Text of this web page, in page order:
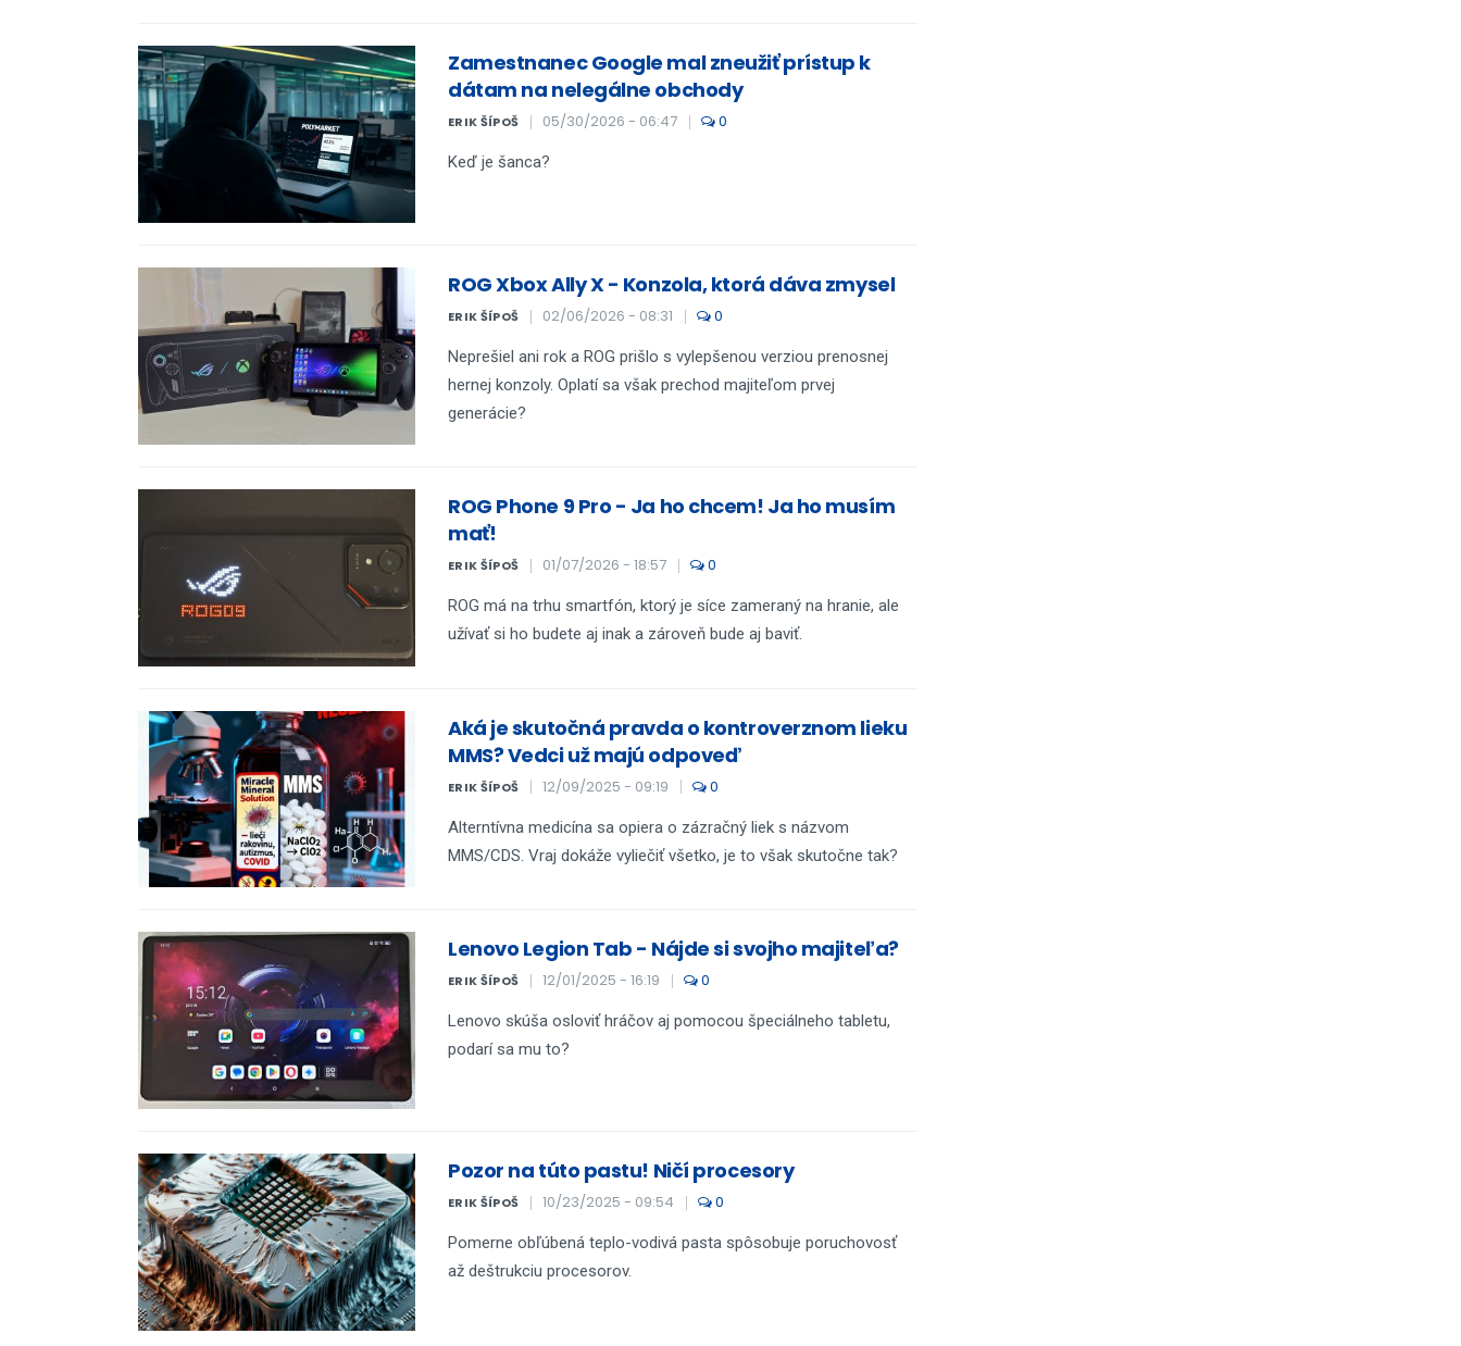
Zamestnanec Google mal zneužiť prístup k
dátam na nelegálne obchody
ERIK ŠÍPOŠ 05/30/2026 - 06:47 0
Keď je šanca?
ROG Xbox Ally X - Konzola, ktorá dáva zmysel
ERIK ŠÍPOŠ 02/06/2026 - 08:31 0
Neprešiel ani rok a ROG prišlo s vylepšenou verziou prenosnej
hernej konzoly. Oplatí sa však prechod majiteľom prvej
generácie?
ROG Phone 9 Pro - Ja ho chcem! Ja ho musím
mať!
ERIK ŠÍPOŠ 01/07/2026 - 18:57 0
ROG má na trhu smartfón, ktorý je síce zameraný na hranie, ale
užívať si ho budete aj inak a zároveň bude aj baviť.
Aká je skutočná pravda o kontroverznom lieku
MMS? Vedci už majú odpoveď
ERIK ŠÍPOŠ 12/09/2025 - 09:19 0
Alterntívna medicína sa opiera o zázračný liek s názvom
MMS/CDS. Vraj dokáže vyliečiť všetko, je to však skutočne tak?
Lenovo Legion Tab - Nájde si svojho majiteľa?
ERIK ŠÍPOŠ 12/01/2025 - 16:19 0
Lenovo skúša osloviť hráčov aj pomocou špeciálneho tabletu,
podarí sa mu to?
Pozor na túto pastu! Ničí procesory
ERIK ŠÍPOŠ 10/23/2025 - 09:54 0
Pomerne obľúbená teplo-vodivá pasta spôsobuje poruchovosť
až deštrukciu procesorov.